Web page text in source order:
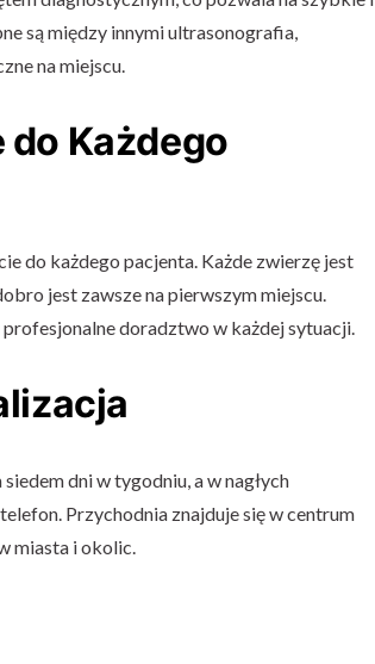
są między innymi ultrasonografia,
na miejscu.
Każdego
do każdego pacjenta. Każde zwierzę jest
jest zawsze na pierwszym miejscu.
doradztwo w każdej sytuacji.
dni w tygodniu, a w nagłych
Przychodnia znajduje się w centrum
miasta i okolic.